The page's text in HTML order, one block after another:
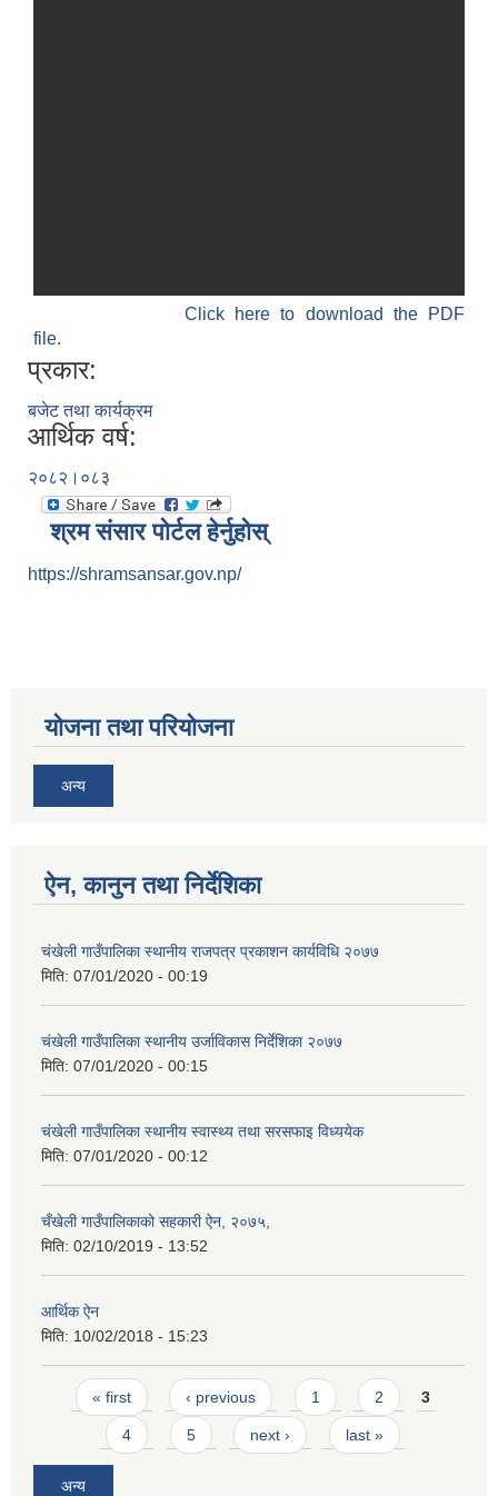
Click here to download the PDF
file.
प्रकार:
बजेट तथा कार्यक्रम
आर्थिक वर्ष:
२०८२।०८३
श्रम संसार पोर्टल हेर्नुहोस्
https://shramsansar.gov.np/
योजना तथा परियोजना
अन्य
ऐन, कानुन तथा निर्देशिका
चंखेली गाउँपालिका स्थानीय राजपत्र प्रकाशन कार्यविधि २०७७
मिति: 07/01/2020 - 00:19
चंखेली गाउँपालिका स्थानीय उर्जाविकास निर्देशिका २०७७
मिति: 07/01/2020 - 00:15
चंखेली गाउँपालिका स्थानीय स्वास्थ्य तथा सरसफाइ विध्ययेक
मिति: 07/01/2020 - 00:12
चँखेली गाउँपालिकाको सहकारी ऐन, २०७५,
मिति: 02/10/2019 - 13:52
आर्थिक ऐन
मिति: 10/02/2018 - 15:23
Pages
« first ‹ previous 1 2 3
4 5 next › last »
अन्य